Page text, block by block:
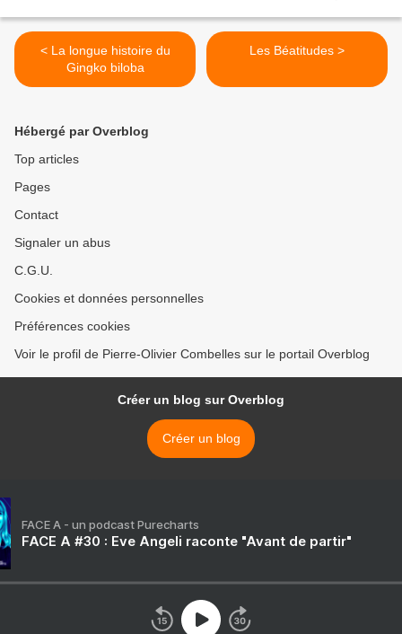
< La longue histoire du
Gingko biloba
Les Béatitudes >
Hébergé par Overblog
Top articles
Pages
Contact
Signaler un abus
C.G.U.
Cookies et données personnelles
Préférences cookies
Voir le profil de Pierre-Olivier Combelles sur le portail Overblog
Créer un blog sur Overblog
Créer un blog
FACE A - un podcast Purecharts
FACE A #30 : Eve Angeli raconte "Avant de partir"